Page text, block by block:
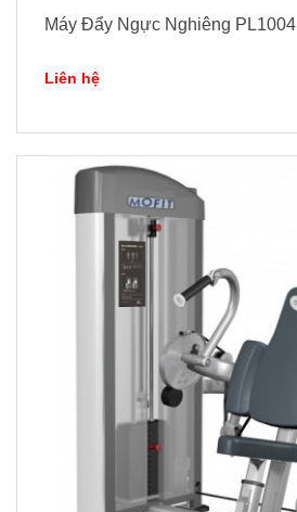
Máy Đẩy Ngực Nghiêng PL1004
Liên hệ